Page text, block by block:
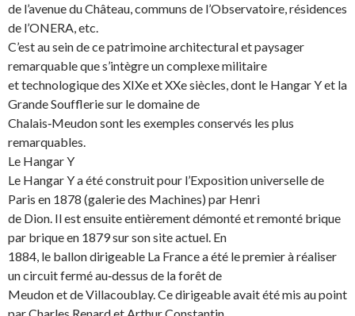
de l’avenue du Château, communs de l’Observatoire, résidences
de l’ONERA, etc.
C’est au sein de ce patrimoine architectural et paysager
remarquable que s’intègre un complexe militaire
et technologique des XIXe et XXe siècles, dont le Hangar Y et la
Grande Soufflerie sur le domaine de
Chalais‐Meudon sont les exemples conservés les plus
remarquables.
Le Hangar Y
Le Hangar Y a été construit pour l’Exposition universelle de
Paris en 1878 (galerie des Machines) par Henri
de Dion. Il est ensuite entièrement démonté et remonté brique
par brique en 1879 sur son site actuel. En
1884, le ballon dirigeable La France a été le premier à réaliser
un circuit fermé au‐dessus de la forêt de
Meudon et de Villacoublay. Ce dirigeable avait été mis au point